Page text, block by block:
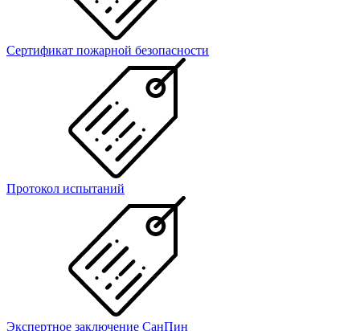
Сертификат пожарной безопасности
Протокол испытаний
Экспертное заключение СанПин